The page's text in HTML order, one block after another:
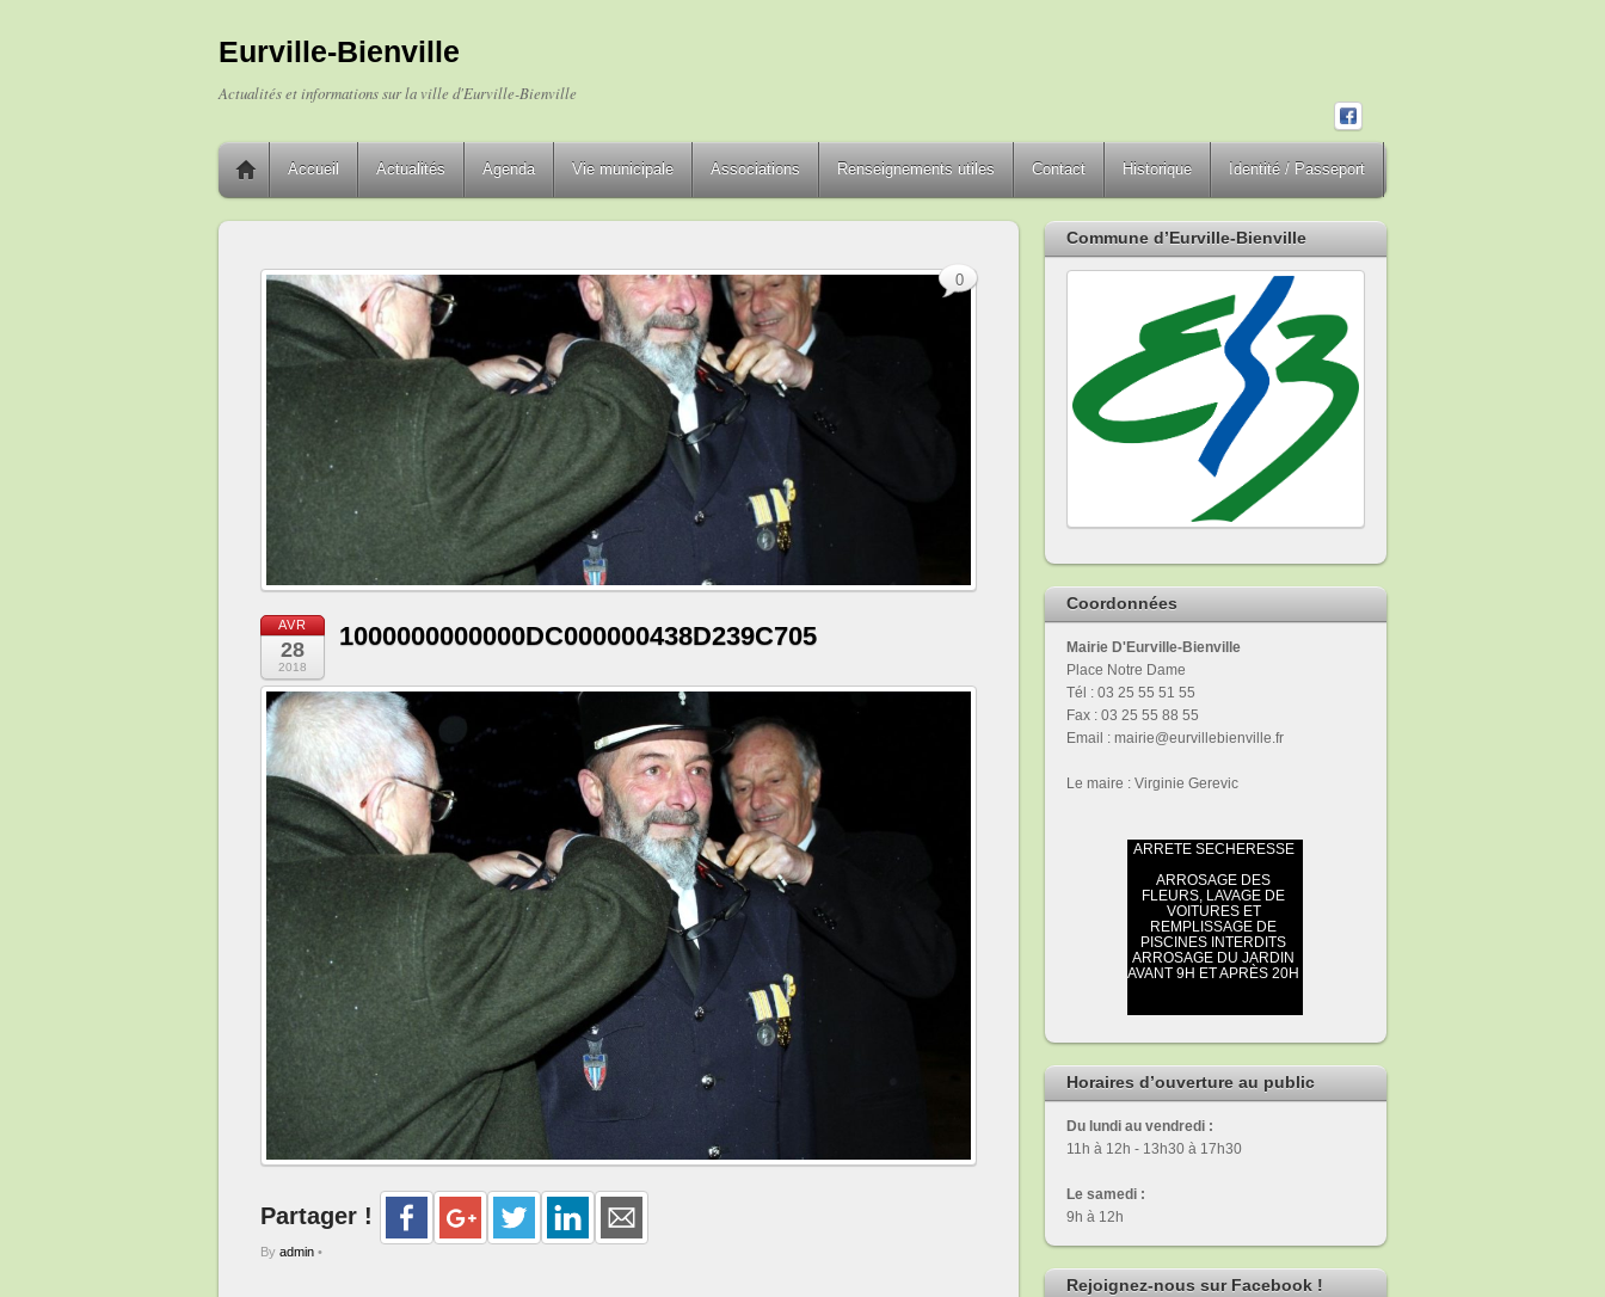
Eurville-Bienville
Actualités et informations sur la ville d'Eurville-Bienville
Accueil Actualités Agenda Vie municipale Associations Renseignements utiles Contact Historique Identité / Passeport
AVR
28
2018
1000000000000DC000000438D239C705
Partager !
By admin •
0
Commune d’Eurville-Bienville
Coordonnées
Mairie D'Eurville-Bienville
Place Notre Dame
Tél : 03 25 55 51 55
Fax : 03 25 55 88 55
Email : mairie@eurvillebienville.fr
Le maire : Virginie Gerevic
Horaires d’ouverture au public
Du lundi au vendredi :
11h à 12h - 13h30 à 17h30
Le samedi :
9h à 12h
Rejoignez-nous sur Facebook !